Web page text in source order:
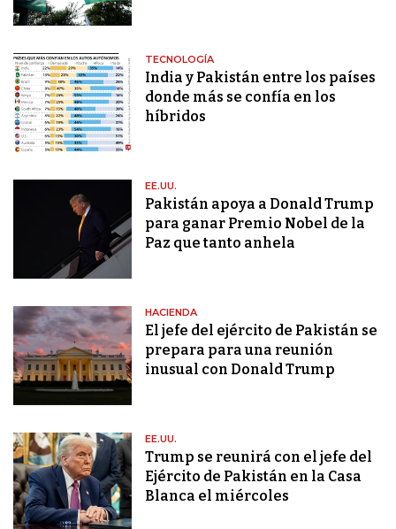
TECNOLOGÍA
India y Pakistán entre los países
donde más se confía en los
híbridos
EE.UU.
Pakistán apoya a Donald Trump
para ganar Premio Nobel de la
Paz que tanto anhela
HACIENDA
El jefe del ejército de Pakistán se
prepara para una reunión
inusual con Donald Trump
EE.UU.
Trump se reunirá con el jefe del
Ejército de Pakistán en la Casa
Blanca el miércoles